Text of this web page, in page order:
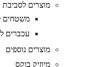
מוצרים לסביבת
משטחים
עכברים
מוצרים נוספים
מיוזיק בוקס